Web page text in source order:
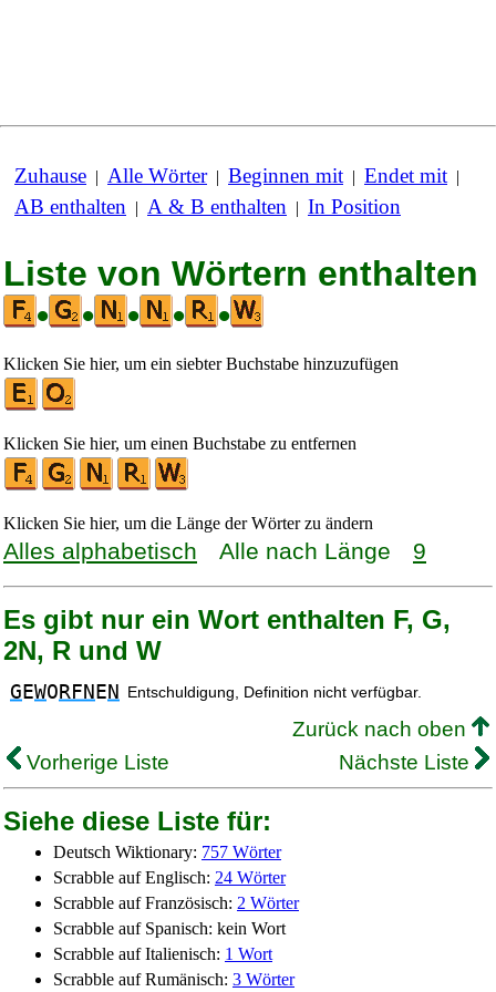
Zuhause | Alle Wörter| Beginnen mit | Endet mit |
AB enthalten | A & B enthalten | In Position
Liste von Wörtern enthalten
•
• • • •
Klicken Sie hier, um ein siebter Buchstabe hinzuzufügen
Klicken Sie hier, um einen Buchstabe zu entfernen
Klicken Sie hier, um die Länge der Wörter zu ändern
Alles alphabetisch Alle nach Länge 9
Es gibt nur ein Wort enthalten F, G,
2N, R und W
G EWO RFN E N Entschuldigung, Definition nicht verfügbar.
Zurück nach oben
Vorherige Liste
Nächste Liste
Siehe diese Liste für:
Deutsch Wiktionary: 757 Wörter
Scrabble auf Englisch: 24 Wörter
Scrabble auf Französisch: 2 Wörter
Scrabble auf Spanisch: kein Wort
Scrabble auf Italienisch: 1 Wort
Scrabble auf Rumänisch: 3 Wörter